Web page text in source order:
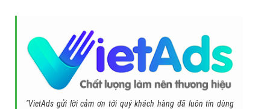
"VietAds gửi lời cảm ơn tới quý khách hàng đã luôn tin dùng